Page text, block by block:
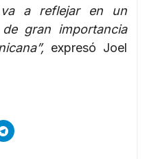
a reflejar en un
gran importancia
expresó Joel